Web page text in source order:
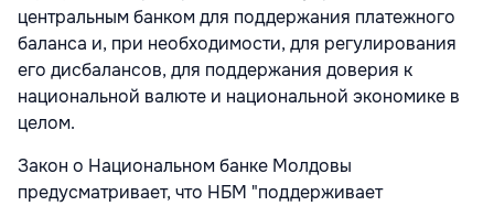
центральным банком для поддержания платежного
баланса и, при необходимости, для регулирования
его дисбалансов, для поддержания доверия к
национальной валюте и национальной экономике в
целом.
Закон о Национальном банке Молдовы
предусматривает, что НБМ "поддерживает